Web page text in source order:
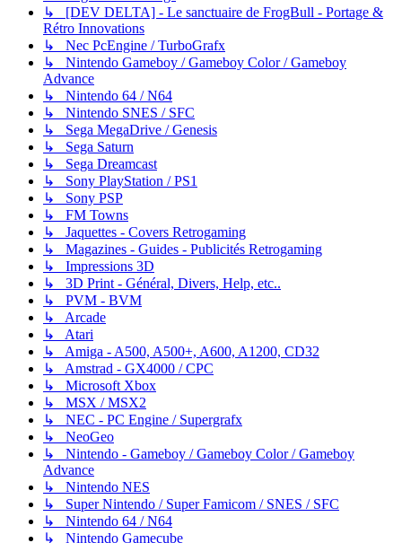
↳ [DEV DELTA] - Le sanctuaire de FrogBull - Portage &
Rétro Innovations
↳ Nec PcEngine / TurboGrafx
↳ Nintendo Gameboy / Gameboy Color / Gameboy
Advance
↳ Nintendo 64 / N64
↳ Nintendo SNES / SFC
↳ Sega MegaDrive / Genesis
↳ Sega Saturn
↳ Sega Dreamcast
↳ Sony PlayStation / PS1
↳ Sony PSP
↳ FM Towns
↳ Jaquettes - Covers Retrogaming
↳ Magazines - Guides - Publicités Retrogaming
↳ Impressions 3D
↳ 3D Print - Général, Divers, Help, etc..
↳ PVM - BVM
↳ Arcade
↳ Atari
↳ Amiga - A500, A500+, A600, A1200, CD32
↳ Amstrad - GX4000 / CPC
↳ Microsoft Xbox
↳ MSX / MSX2
↳ NEC - PC Engine / Supergrafx
↳ NeoGeo
↳ Nintendo - Gameboy / Gameboy Color / Gameboy
Advance
↳ Nintendo NES
↳ Super Nintendo / Super Famicom / SNES / SFC
↳ Nintendo 64 / N64
↳ Nintendo Gamecube